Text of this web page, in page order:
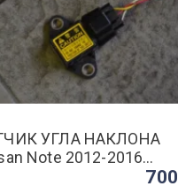
УГЛА НАКЛОНА
Note 2012-2016
E12 HR12DDR
700